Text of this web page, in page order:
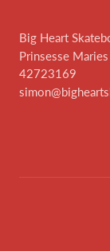
Big Heart
Prinsesse
42723169